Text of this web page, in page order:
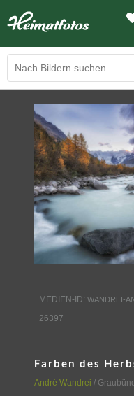
LED-
WIR
MEDIEN-ID: WANDREI-
26397
Farben des
André Wandrei /